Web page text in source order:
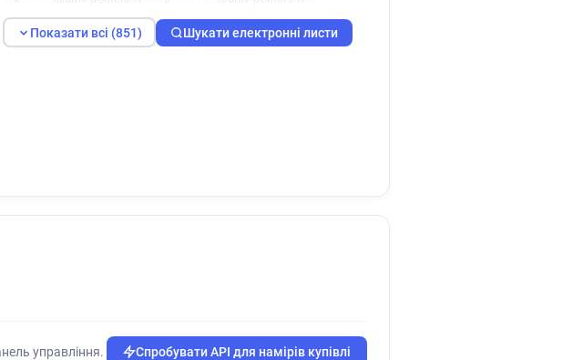
n***********@univ-poitiers.fr
r***********@univ-poitiers.fr
r*****@univ-poitiers.fr
k********@univ-poitiers.fr
i************@univ-poitiers.fr
o*****@univ-poitiers.fr
Показати всі (851) Шукати електронні листи
управління. Спробувати API для намірів купівлі